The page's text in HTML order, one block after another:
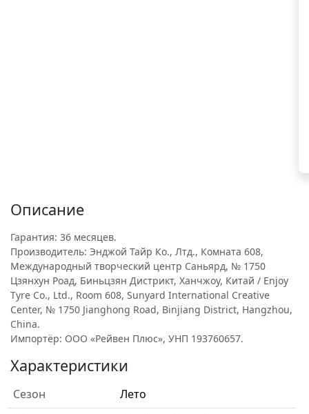
Описание
Гарантия: 36 месяцев.
Производитель: Энджой Тайр Ко., Лтд., Комната 608,
Международный творческий центр Саньярд, № 1750
Цзянхун Роад, Биньцзян Дистрикт, Ханчжоу, Китай / Enjoy
Tyre Co., Ltd., Room 608, Sunyard International Creative
Center, № 1750 Jianghong Road, Binjiang District, Hangzhou,
China.
Импортёр: ООО «Рейвен Плюс», УНП 193760657.
Характеристики
Сезон
Лето